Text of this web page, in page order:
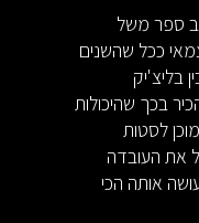
ספר משל
ככל שהשנים
בליצ'יק
בכך שהיכולות
לסטות
את העובדה
אותה הכי